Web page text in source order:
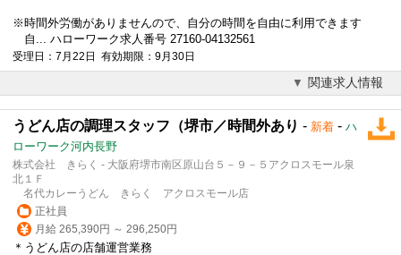
※時間外労働がありませんので、自分の時間を自由に利用できます
自... ハローワーク求人番号 27160-04132561
受理日：7月22日 有効期限：9月30日
関連求人情報
うどん店の調理スタッフ（堺市／時間外あり - 新着 - ハ
ローワーク河内長野
株式会社 きらく - 大阪府堺市南区原山台５－９－５アクロスモール泉
北１Ｆ
名代カレーうどん きらく アクロスモール店
正社員
月給 265,390円 ～ 296,250円
＊うどん店の店舗運営業務